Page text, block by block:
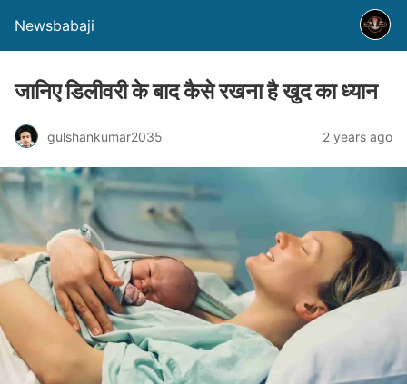
Newsbabaji
जानिए डिलीवरी के बाद कैसे रखना है खुद का ध्यान
gulshankumar2035 2 years ago